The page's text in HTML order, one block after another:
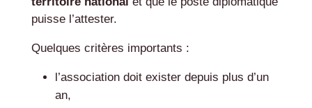
puisse l’attester.
Quelques critères importants :
l’association doit exister depuis plus d’un
an,